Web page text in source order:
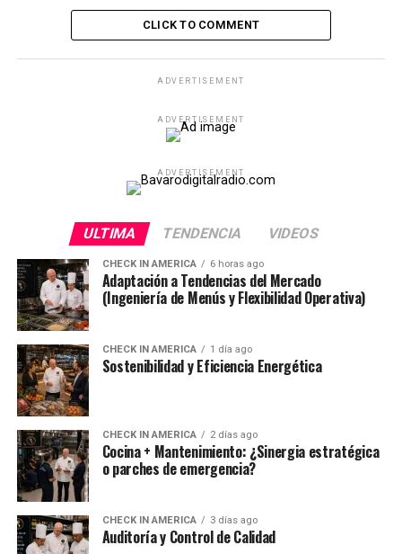
CLICK TO COMMENT
ADVERTISEMENT
ADVERTISEMENT
ADVERTISEMENT
ULTIMA TENDENCIA VIDEOS
CHECK IN AMERICA 6 horas ago
Adaptación a Tendencias del Mercado
(Ingeniería de Menús y Flexibilidad Operativa)
CHECK IN AMERICA 1 día ago
Sostenibilidad y Eficiencia Energética
CHECK IN AMERICA 2 días ago
Cocina + Mantenimiento: ¿Sinergia estratégica
o parches de emergencia?
CHECK IN AMERICA 3 días ago
Auditoría y Control de Calidad